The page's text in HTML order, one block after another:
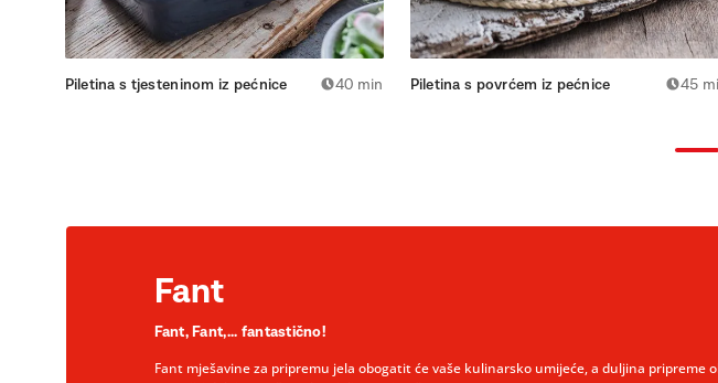
Piletina s tjesteninom iz pećnice 40 min Piletina s povrćem iz pećnice 45
Fant
Fant, Fant,... fantastično!
Fant mješavine za pripremu jela obogatit će vaše kulinarsko umijeće, a duljina pripreme